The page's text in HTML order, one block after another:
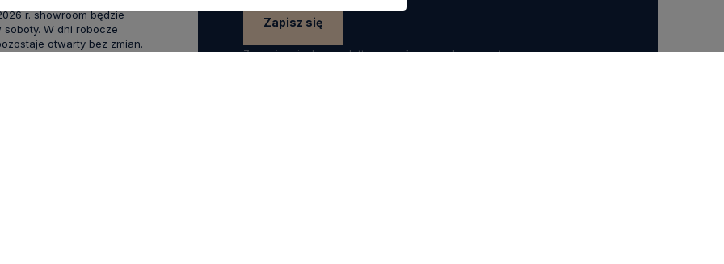
Zapisz się
Zapisując się do newslettera wyrażasz zgodę na przetwarzanie przez nas
r. showroom będzie
soboty. W dni robocze
otwarty bez zmian.